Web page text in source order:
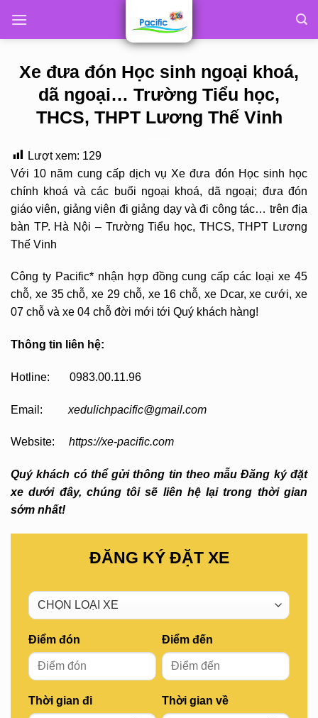
Xe đưa đón Học sinh ngoại khoá,
dã ngoại… Trường Tiểu học,
THCS, THPT Lương Thế Vinh
Lượt xem: 129
Với 10 năm cung cấp dịch vụ Xe đưa đón Học sinh học
chính khoá và các buổi ngoại khoá, dã ngoại; đưa đón
giáo viên, giảng viên đi giảng dạy và đi công tác… trên địa
bàn TP. Hà Nội – Trường Tiểu học, THCS, THPT Lương
Thế Vinh
Công ty Pacific* nhận hợp đồng cung cấp các loại xe 45
chỗ, xe 35 chỗ, xe 29 chỗ, xe 16 chỗ, xe Dcar, xe cưới, xe
07 chỗ và xe 04 chỗ đời mới tới Quý khách hàng!
Thông tin liên hệ:
Hotline: 0983.00.11.96
Email: xedulichpacific@gmail.com
Website: https://xe-pacific.com
Quý khách có thể gửi thông tin theo mẫu Đăng ký đặt
xe dưới đây, chúng tôi sẽ liên hệ lại trong thời gian
sớm nhất!
ĐĂNG KÝ ĐẶT XE
Điểm đón
Thời gian đi
Điểm đến
Thời gian về